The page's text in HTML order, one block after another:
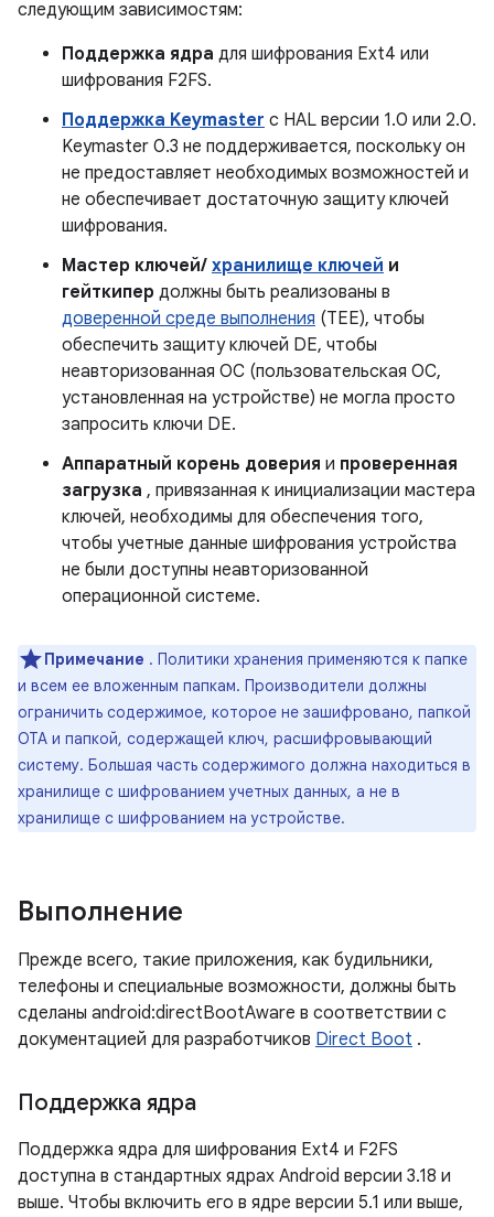
следующим зависимостям:
Поддержка ядра для шифрования Ext4 или
шифрования F2FS.
Поддержка Keymaster с HAL версии 1.0 или 2.0.
Keymaster 0.3 не поддерживается, поскольку он
не предоставляет необходимых возможностей и
не обеспечивает достаточную защиту ключей
шифрования.
Мастер ключей/ хранилище ключей и
гейткипер должны быть реализованы в
доверенной среде выполнения (TEE), чтобы
обеспечить защиту ключей DE, чтобы
неавторизованная ОС (пользовательская ОС,
установленная на устройстве) не могла просто
запросить ключи DE.
Аппаратный корень доверия и проверенная
загрузка , привязанная к инициализации мастера
ключей, необходимы для обеспечения того,
чтобы учетные данные шифрования устройства
не были доступны неавторизованной
операционной системе.
Примечание . Политики хранения применяются к папке
и всем ее вложенным папкам. Производители должны
ограничить содержимое, которое не зашифровано, папкой
OTA и папкой, содержащей ключ, расшифровывающий
систему. Большая часть содержимого должна находиться в
хранилище с шифрованием учетных данных, а не в
хранилище с шифрованием на устройстве.
Выполнение
Прежде всего, такие приложения, как будильники,
телефоны и специальные возможности, должны быть
сделаны android:directBootAware в соответствии с
документацией для разработчиков Direct Boot .
Поддержка ядра
Поддержка ядра для шифрования Ext4 и F2FS
доступна в стандартных ядрах Android версии 3.18 и
выше. Чтобы включить его в ядре версии 5.1 или выше,